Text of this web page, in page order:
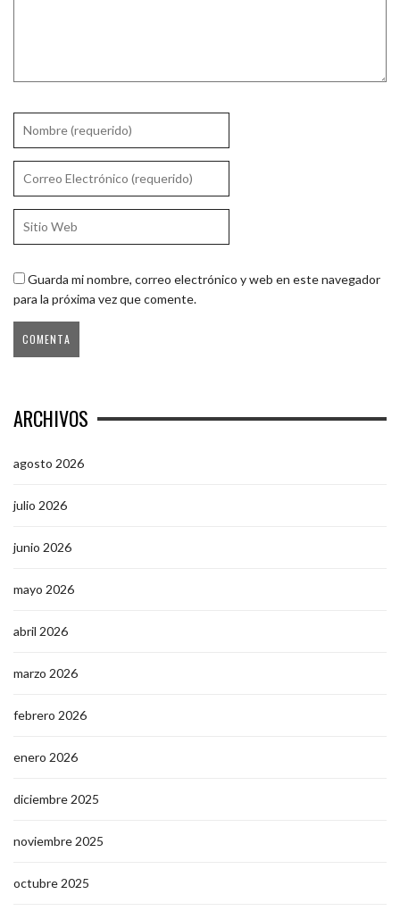
Guarda mi nombre, correo electrónico y web en este navegador
para la próxima vez que comente.
ARCHIVOS
agosto 2026
julio 2026
junio 2026
mayo 2026
abril 2026
marzo 2026
febrero 2026
enero 2026
diciembre 2025
noviembre 2025
octubre 2025